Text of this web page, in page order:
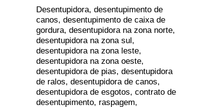
Desentupidora, desentupimento de
canos, desentupimento de caixa de
gordura, desentupidora na zona norte,
desentupidora na zona sul,
desentupidora na zona leste,
desentupidora na zona oeste,
desentupidora de pias, desentupidora
de ralos, desentupidora de canos,
desentupidora de esgotos, contrato de
desentupimento, raspagem,